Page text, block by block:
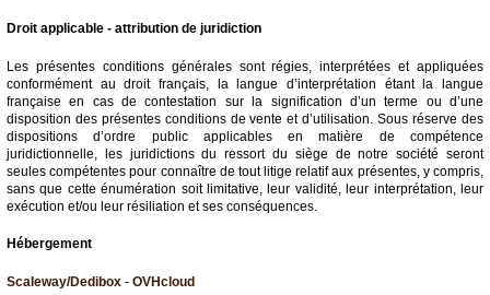
Droit applicable - attribution de juridiction
Les présentes conditions générales sont régies, interprétées et appliquées
conformément au droit français, la langue d’interprétation étant la langue
française en cas de contestation sur la signification d’un terme ou d’une
disposition des présentes conditions de vente et d’utilisation. Sous réserve des
dispositions d’ordre public applicables en matière de compétence
juridictionnelle, les juridictions du ressort du siège de notre société seront
seules compétentes pour connaître de tout litige relatif aux présentes, y compris,
sans que cette énumération soit limitative, leur validité, leur interprétation, leur
exécution et/ou leur résiliation et ses conséquences.
Hébergement
Scaleway/Dedibox - OVHcloud